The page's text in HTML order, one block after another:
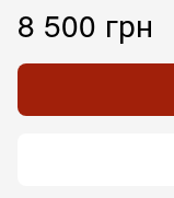
8 500 грн